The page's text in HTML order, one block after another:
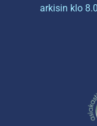
arkisin klo